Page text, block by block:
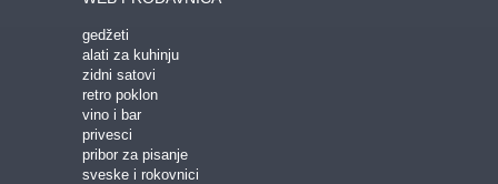
gedžeti
alati za kuhinju
zidni satovi
retro poklon
vino i bar
privesci
pribor za pisanje
sveske i rokovnici